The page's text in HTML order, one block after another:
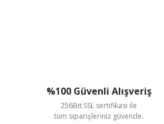
%100 Güvenli Alışveriş
256Bit SSL sertifikası ile
tüm siparişleriniz güvende.